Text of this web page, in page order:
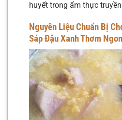
huyết trong ẩm thực
Nguyên Liệu Chuẩn Bị
Sáp Đậu Xanh Thơm Ngon